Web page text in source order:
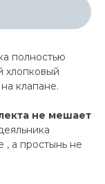
полностью
хлопковый
клапане.
не мешает
, а простынь не